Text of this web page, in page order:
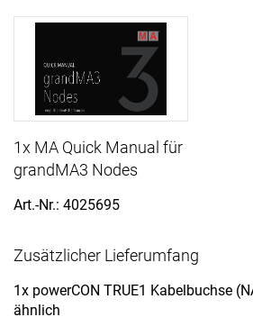
1x MA Quick Manual für
grandMA3 Nodes
Art.-Nr.: 4025695
Zusätzlicher Lieferumfang
1x powerCON TRUE1 Kabelbuchse
ähnlich